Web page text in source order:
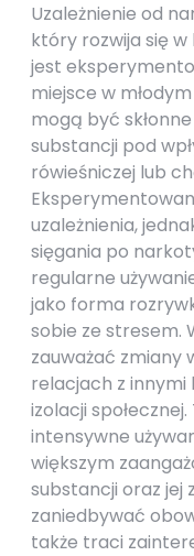
Uzależnienie od
który rozwija się
jest
miejsce w
mogą być
substancji pod
rówieśniczej lub
uzależnienia,
sięgania po
regularne
jako forma
sobie ze stresem.
zauważać zmiany
relacjach z innymi
izolacji
intensywne
większym
substancji oraz jej
zaniedbywać
także traci